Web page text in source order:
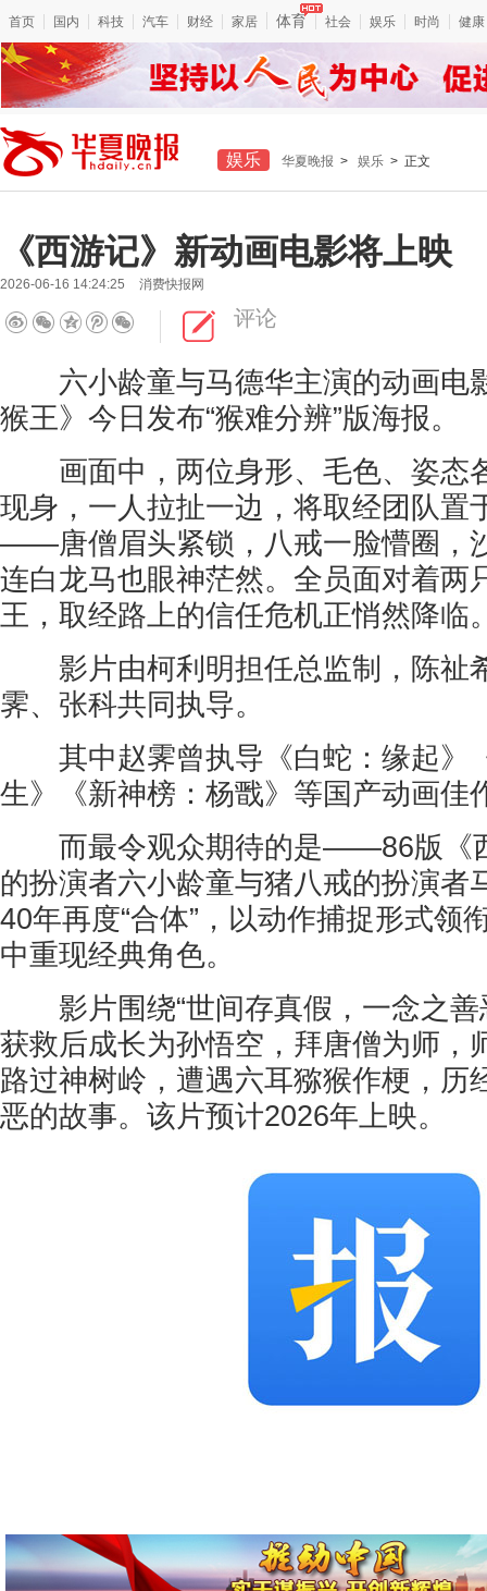
首页 国内 科技 汽车 财经 家居 体育 社会 娱乐 时尚 健康
娱乐 华夏晚报 > 娱乐 > 正文
《西游记》新动画电影将上映
2026-06-16 14:24:25 消费快报网
评论
六小龄童与马德华主演的动画电
猴王》今日发布“猴难分辨”版海报。
画面中，两位身形、毛色、姿态
现身，一人拉扯一边，将取经团队置
——唐僧眉头紧锁，八戒一脸懵圈，
连白龙马也眼神茫然。全员面对着两
王，取经路上的信任危机正悄然降临
影片由柯利明担任总监制，陈祉
霁、张科共同执导。
其中赵霁曾执导《白蛇：缘起》
生》《新神榜：杨戬》等国产动画佳
而最令观众期待的是——86版《
的扮演者六小龄童与猪八戒的扮演者
40年再度“合体”，以动作捕捉形式领
中重现经典角色。
影片围绕“世间存真假，一念之善
获救后成长为孙悟空，拜唐僧为师，
路过神树岭，遭遇六耳猕猴作梗，历
恶的故事。该片预计2026年上映。